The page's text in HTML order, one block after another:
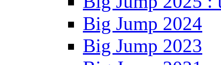
Big Jump 2024
Big Jump 2023